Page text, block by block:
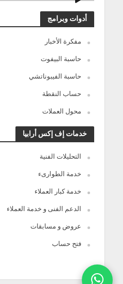
أدوات وبرامج
مفكرة الأخبار
حاسبة البيفوت
حاسبة الفيبوناتشي
حساب النقطة
محول العملات
خدمات إف إكس أرابيا
التحليلات الفنية
خدمة الطوارىء
خدمة كبار العملاء
الدعم الفنى و خدمة العملاء
عروض و مسابقات
فتح حساب